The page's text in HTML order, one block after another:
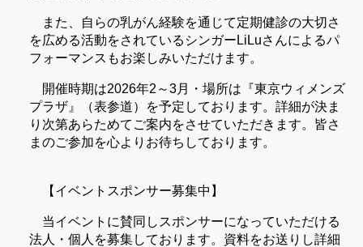
また、自らの乳がん経験を通じて定期健診の大切さ
を広める活動をされているシンガーLiLuさんによるパ
フォーマンスもお楽しみいただけます。
開催時期は2026年2～3月・場所は『東京ウィメンズ
プラザ』（表参道）を予定しております。詳細が決ま
り次第あらためてご案内をさせていただきます。皆さ
まのご参加を心よりお待ちしております。
【イベントスポンサー募集中】
当イベントに賛同しスポンサーになっていただける
法人・個人を募集しております。資料をお送りし詳細